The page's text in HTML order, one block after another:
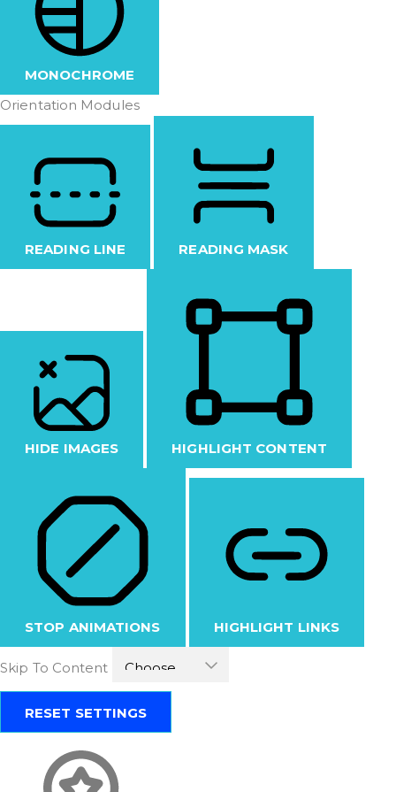
MONOCHROME
Orientation Modules
READING LINE READING MASK
HIDE IMAGES HIGHLIGHT CONTENT
STOP ANIMATIONS HIGHLIGHT LINKS
Skip To Content
RESET SETTINGS